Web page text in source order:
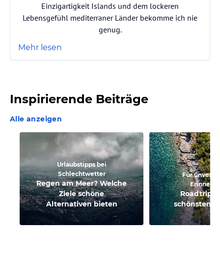
Einzigartigkeit Islands und dem lockeren
Lebensgefühl mediterraner Länder bekomme ich nie
genug.
Mehr lesen
Inspirierende Beiträge
Alle anzeigen
Urlaubstipps bei
Schlechtwetter
Regen am Meer? Welche
Ziele schöne
Alternativen bieten
Für
Roadtrips
schönsten